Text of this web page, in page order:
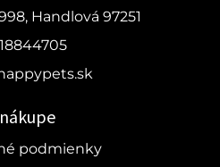
Handlová 97251
podmienky